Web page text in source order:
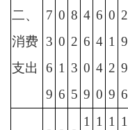
二、
消费
支出
7
3
6
9
0
0
1
6
8
2
3
5
4
6
0
9
6
4
4
0
0
1
2
9
2
9
9
6
1 1 1 1